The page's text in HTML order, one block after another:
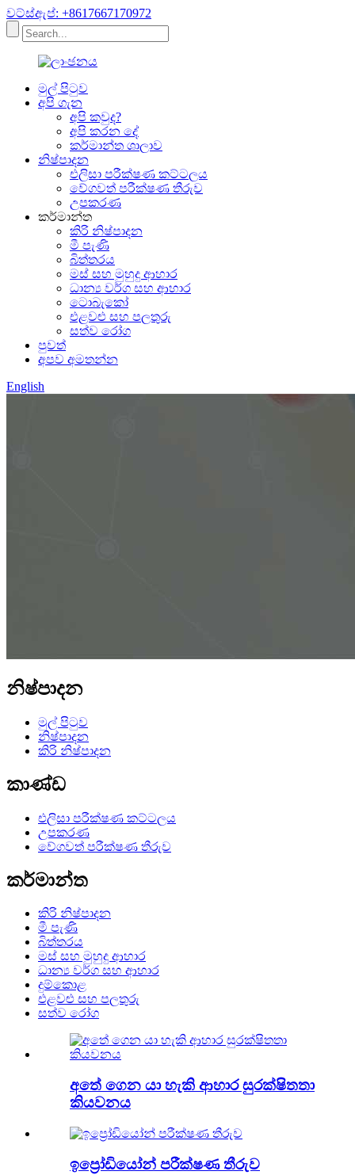
වට්ස්ඇප්: +8617667170972
මුල් පිටුව
අපි ගැන
අපි කවුද?
අපි කරන දේ
කර්මාන්ත ශාලාව
නිෂ්පාදන
එලිසා පරීක්ෂණ කට්ටලය
වේගවත් පරීක්ෂණ තීරුව
උපකරණ
කර්මාන්ත
කිරි නිෂ්පාදන
මී පැණි
බිත්තරය
මස් සහ මුහුදු ආහාර
ධාන්‍ය වර්ග සහ ආහාර
ටොබැකෝ
එළවළු සහ පලතුරු
සත්ව රෝග
පුවත්
අපව අමතන්න
English
නිෂ්පාදන
මුල් පිටුව
නිෂ්පාදන
කිරි නිෂ්පාදන
කාණ්ඩ
එලිසා පරීක්ෂණ කට්ටලය
උපකරණ
වේගවත් පරීක්ෂණ තීරුව
කර්මාන්ත
කිරි නිෂ්පාදන
මී පැණි
බිත්තරය
මස් සහ මුහුදු ආහාර
ධාන්‍ය වර්ග සහ ආහාර
දුම්කොළ
එළවළු සහ පලතුරු
සත්ව රෝග
අතේ ගෙන යා හැකි ආහාර සුරක්ෂිතතා
කියවනය
ඉප්‍රෝඩියෝන් පරීක්ෂණ තීරුව